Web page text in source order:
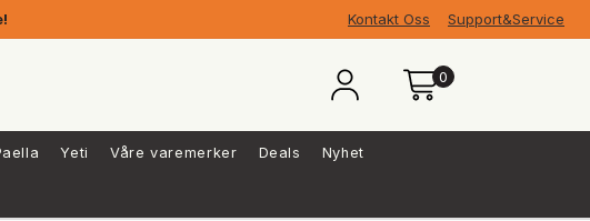
Kontakt Oss Support&Service
0
Yeti Våre varemerker Deals Nyhet